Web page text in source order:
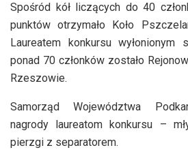
Spośród kół liczących do 40
punktów otrzymało Koło
Laureatem konkursu wyłonionym
ponad 70 członków zostało
Rzeszowie.
Samorząd Województwa
nagrody laureatom konkursu –
pierzgi z separatorem.